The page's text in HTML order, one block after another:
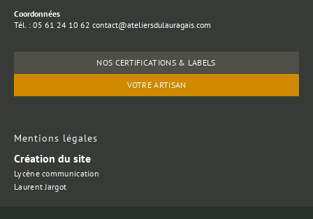
Coordonnées
Tél. : 05 61 24 10 62 contact@ateliersdulauragais.com
NOS CERTIFICATIONS & LABELS
VOTRE ARTISAN
Mentions légales
Lycène communication
Création du site
Laurent Jargot